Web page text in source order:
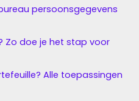
persoonsgegevens
Zo doe je het stap voor
Alle toepassingen